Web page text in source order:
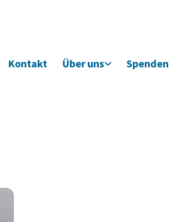
Kontakt Über uns Spenden